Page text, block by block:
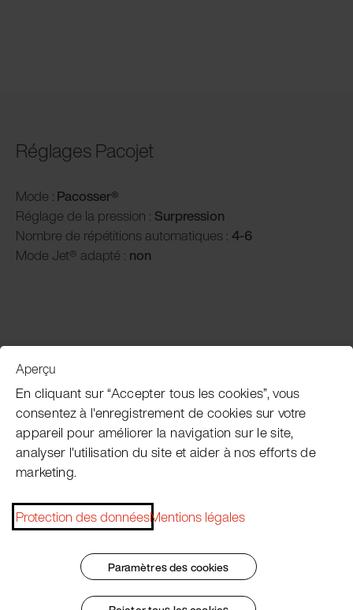
Réglages Pacojet
Mode : Pacosser®
Réglage de la pression : Surpression
Nombre de répétitions automatiques : 4-6
Mode Jet® adapté : non
Service clientèle
Subscribe Pacojet Newsletter
Would you like to be regularly updated on news, event
Aperçu
En cliquant sur “Accepter tous les cookies”, vous
consentez à l'enregistrement de cookies sur votre
appareil pour améliorer la navigation sur le site,
analyser l'utilisation du site et aider à nos efforts de
marketing.
Protection des donnéesMentions légales
Paramètres des cookies